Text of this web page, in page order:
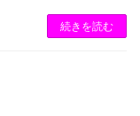
続きを読む